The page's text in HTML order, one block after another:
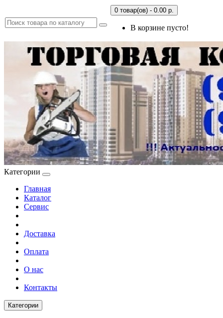
0 товар(ов) - 0.00 р.
В корзине пусто!
Категории
Главная
Каталог
Сервис
Доставка
Оплата
О нас
Контакты
Категории